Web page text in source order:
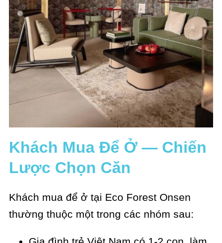
Khách Mua Để Ở — Chiến
Lược Chọn Căn
Khách mua để ở tại Eco Forest Onsen
thường thuộc một trong các nhóm sau: